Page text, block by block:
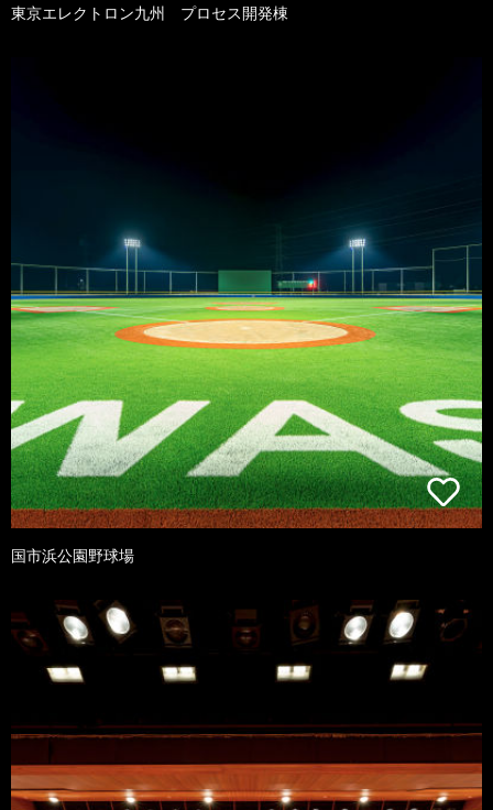
東京エレクトロン九州 プロセス開発棟
国市浜公園野球場